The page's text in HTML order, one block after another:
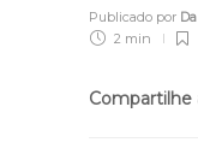
Publicado por
2 min
Compartilhe